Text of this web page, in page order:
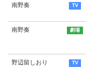
南野奏
南野奏
野辺留しおり